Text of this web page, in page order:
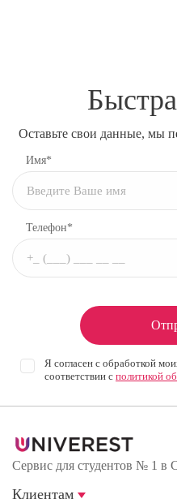
Оставьте свои данные, мы
Имя*
Телефон*
Я согласен с обработкой
соответствии с политикой
Сервис для студентов № 1 в
Клиентам